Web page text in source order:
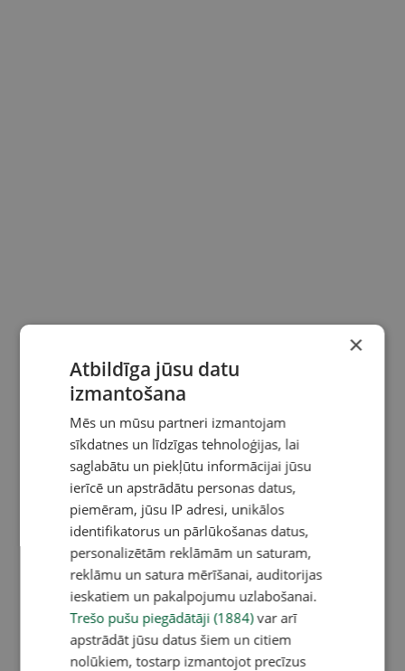
×
Atbildīga jūsu datu
izmantošana
Mēs un mūsu partneri izmantojam
sīkdatnes un līdzīgas tehnoloģijas, lai
saglabātu un piekļūtu informācijai jūsu
ierīcē un apstrādātu personas datus,
piemēram, jūsu IP adresi, unikālos
identifikatorus un pārlūkošanas datus,
personalizētām reklāmām un saturam,
reklāmu un satura mērīšanai, auditorijas
ieskatiem un pakalpojumu uzlabošanai.
Trešo pušu piegādātāji (1884)var arī
apstrādāt jūsu datus šiem un citiem
nolūkiem, tostarp izmantojot precīzus